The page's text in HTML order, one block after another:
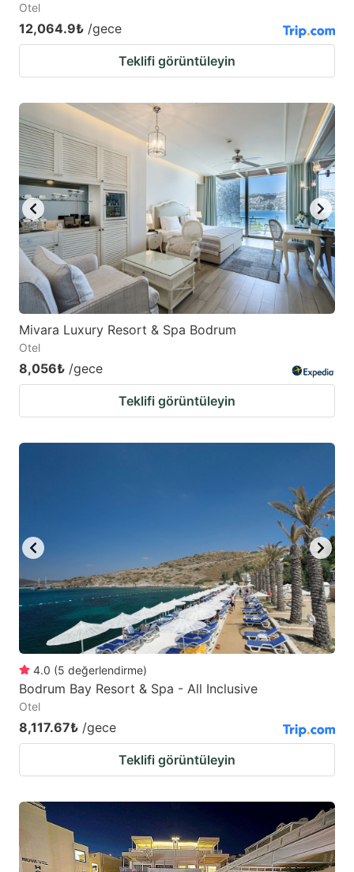
Otel
12,064.9₺ /gece
Teklifi görüntüleyin
Mivara Luxury Resort & Spa Bodrum
Otel
8,056₺ /gece
Teklifi görüntüleyin
4.0 (5 değerlendirme)
Bodrum Bay Resort & Spa - All Inclusive
Otel
8,117.67₺ /gece
Teklifi görüntüleyin